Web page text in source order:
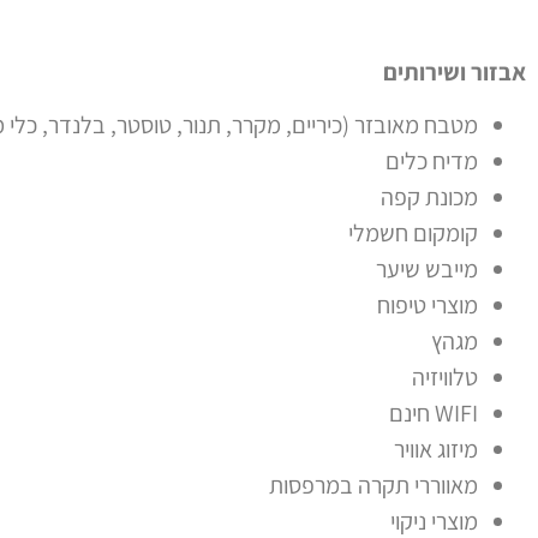
אבזור ושירותים
מטבח מאובזר (כיריים, מקרר, תנור, טוסטר, בלנדר,
מדיח כלים
מכונת קפה
קומקום חשמלי
מייבש שיער
מוצרי טיפוח
מגהץ
טלוויזיה
WIFI חינם
מיזוג אוויר
מאווררי תקרה במרפסות
מוצרי ניקוי